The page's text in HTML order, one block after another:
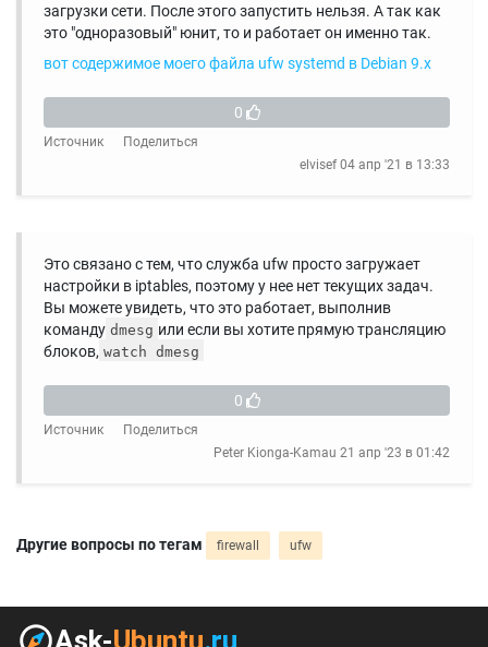
загрузки сети. После этого запустить нельзя. А так как
это "одноразовый" юнит, то и работает он именно так.
вот содержимое моего файла ufw systemd в Debian 9.x
0
Источник
Поделиться
elvisef 04 апр '21 в 13:33
Это связано с тем, что служба ufw просто загружает
настройки в iptables, поэтому у нее нет текущих задач.
Вы можете увидеть, что это работает, выполнив
команду dmesg или если вы хотите прямую трансляцию
блоков, watch dmesg
0
Источник
Поделиться
Peter Kionga-Kamau 21 апр '23 в 01:42
Другие вопросы по тегам firewall ufw